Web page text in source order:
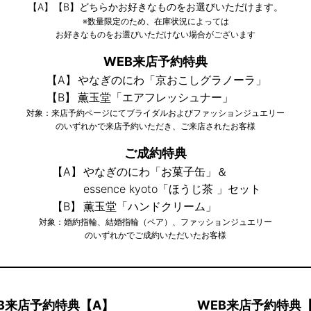
【A】【B】どちらかお好きなものをお選びいただけます。
※数量限定のため、在庫状況によっては
お好きなものをお選びいただけない場合がございます
WEB来店予約特典
【A】
やなぎのにわ「京おこしグラノーラ」
【B】
薫玉堂「エアフレッシュナー」
対象：来店予約ページにてブライダルおよびファッションジュエリー
のいずれかで来店予約いただき、ご来店されたお客様
ご成約特典
【A】
やなぎのにわ「お菓子缶」＆
essence kyoto「ほうじ茶 」セット
【B】
薫玉堂「ハンドクリーム」
対象：婚約指輪、結婚指輪（ペア）、ファッションジュエリー
のいずれかでご成約いただいたお客様
来店予約特典【A】 WEB来店予約特典